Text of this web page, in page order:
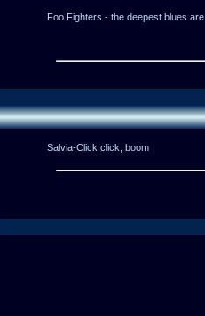
Foo Fighters - the deepest blues
Salvia-Click,click, boom